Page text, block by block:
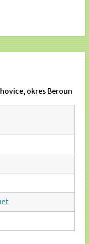
okres Beroun